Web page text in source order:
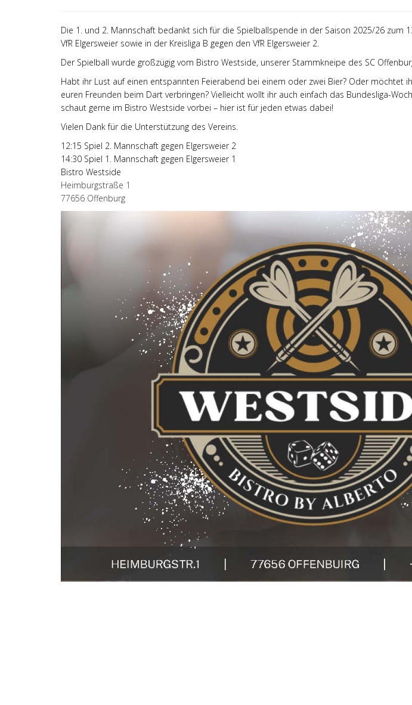
Die 1. und 2. Mannschaft bedankt sich für die Spielballspende in der Saison 2025/26 zum
VfR Elgersweier sowie in der Kreisliga B gegen den VfR Elgersweier 2.
Der Spielball wurde großzügig vom Bistro Westside, unserer Stammkneipe des SC
Habt ihr Lust auf einen entspannten Feierabend bei einem oder zwei Bier? Oder möchtet
euren Freunden beim Dart verbringen? Vielleicht wollt ihr auch einfach das Bundesliga-
schaut gerne im Bistro Westside vorbei – hier ist für jeden etwas dabei!
Vielen Dank für die Unterstützung des Vereins.
12:15 Spiel 2. Mannschaft gegen Elgersweier 2
14:30 Spiel 1. Mannschaft gegen Elgersweier 1
Bistro Westside
Heimburgstraße 1
77656 Offenburg